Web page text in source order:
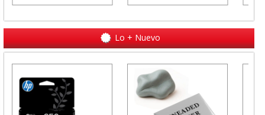
Lo + Nuevo